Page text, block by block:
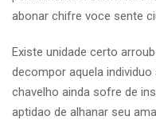
abonar chifre voce sente
Existe unidade certo
decompor aquela
chavelho ainda sofre de
aptidao de alhanar seu